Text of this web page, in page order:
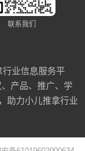
联系我们
行业信息服务平
产品、推广、学
助力小儿推拿行业